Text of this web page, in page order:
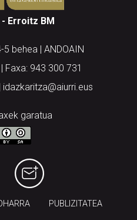
Erroitz BM
behea | ANDOAIN
Faxa: 943 300 731
idazkaritza@aiurri.eus
garatua
PUBLIZITATEA